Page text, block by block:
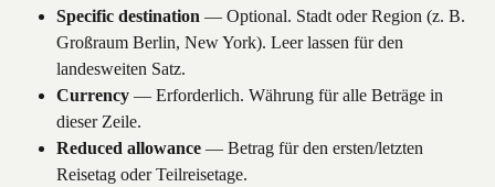
Specific destination — Optional. Stadt oder Region (z. B.
Großraum Berlin, New York). Leer lassen für den
landesweiten Satz.
Currency — Erforderlich. Währung für alle Beträge in
dieser Zeile.
Reduced allowance — Betrag für den ersten/letzten
Reisetag oder Teilreisetage.